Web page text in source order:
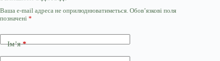
Ваша e-mail адреса не оприлюднюватиметься. Обов’язкові поля
позначені *
Ім’я*